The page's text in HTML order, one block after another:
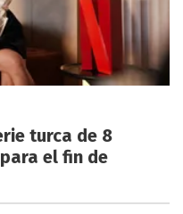
turca de 8
el fin de